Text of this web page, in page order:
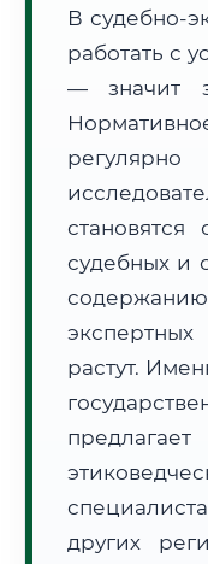
Формат учебы:
🗺️ Зона обслуживания:
Расчет логистики
• Маршрут транзита: ~3
• Экспресс-доставка СДЭК
📜 Документы и
🔍Нажмите на
В судебно-
работать с
— значит
судебных и
растут.
других